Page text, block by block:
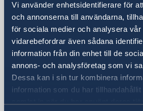
Vi använder enhetsidentifierare för
och annonserna till användarna,
för sociala medier och analysera
vidarebefordrar även sådana
information från din enhet till de
annons- och analysföretag som vi
Dessa kan i sin tur kombinera
information som du har
Visiting address
Sveriges ambassad
ul. Bagatela 3
00-585 Warszawa
Polen
Postal address
Sveriges ambassad